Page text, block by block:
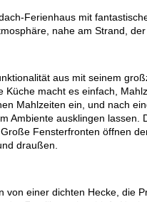
Ferienhaus mit
nahe am Strand,
aus mit seinem
Küche macht es einfach,
Mahlzeiten ein, und nach
Ambiente ausklingen
Fensterfronten öffnen
draußen.
von einer dichten Hecke, die